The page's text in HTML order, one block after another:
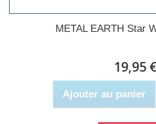
METAL EARTH Star
19,95 €
Ajouter au panier